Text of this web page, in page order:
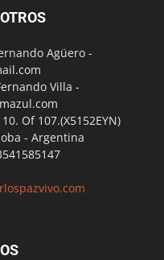
Agüero -
Villa -
Of 107.(X5152EYN)
- Argentina